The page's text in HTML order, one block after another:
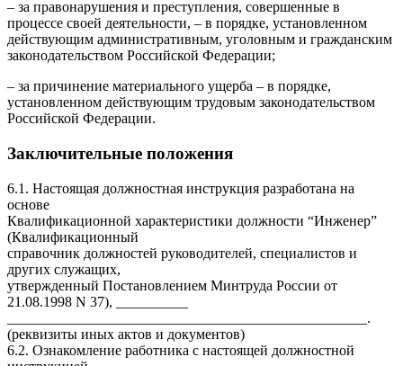
– за правонарушения и преступления, совершенные в
процессе своей деятельности, – в порядке, установленном
действующим административным, уголовным и гражданским
законодательством Российской Федерации;
– за причинение материального ущерба – в порядке,
установленном действующим трудовым законодательством
Российской Федерации.
Заключительные положения
6.1. Настоящая должностная инструкция разработана на
основе
Квалификационной характеристики должности “Инженер”
(Квалификационный
справочник должностей руководителей, специалистов и
других служащих,
утвержденный Постановлением Минтруда России от
21.08.1998 N 37), __________
__________________________________________________.
(реквизиты иных актов и документов)
6.2. Ознакомление работника с настоящей должностной